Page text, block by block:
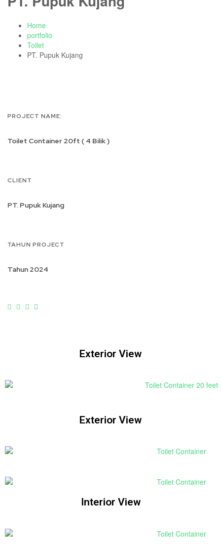
Home
portfolio
Toilet
PT. Pupuk Kujang
PROJECT NAME:
Toilet Container 20ft ( 4 Bilik )
CLIENT
PT. Pupuk Kujang
TAHUN PROJECT
Tahun 2024
Exterior View
Exterior View
Interior View